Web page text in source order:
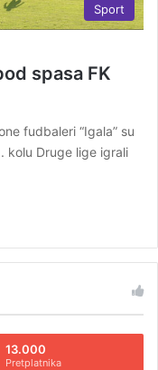
Sport
spasa FK
fudbaleri “Igala” su
kolu Druge lige igrali
13.000
Pretplatnika